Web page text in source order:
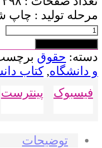
مرحله تولید : چاپ
جرم‌شناسی
عدد
دسته: حقوق
و دانشگاه,کتاب
فیسبوک
پینترست
توضیحات